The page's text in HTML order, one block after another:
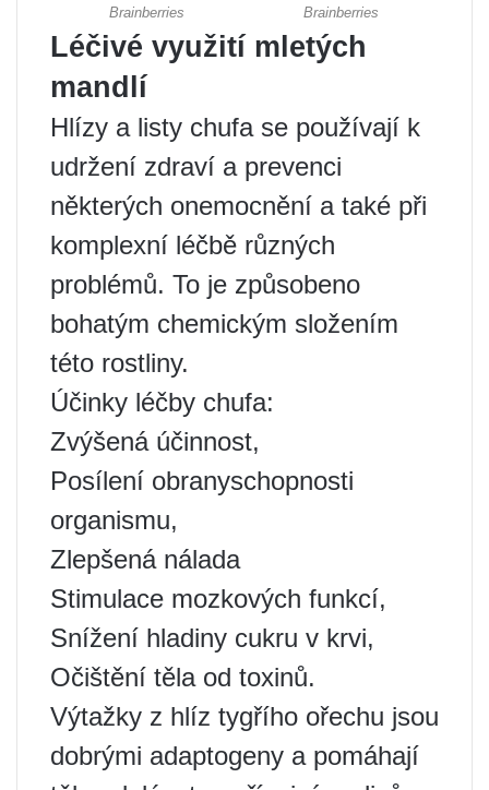
Léčivé využití mletých
mandlí
Hlízy a listy chufa se používají k
udržení zdraví a prevenci
některých onemocnění a také při
komplexní léčbě různých
problémů. To je způsobeno
bohatým chemickým složením
této rostliny.
Účinky léčby chufa:
Zvýšená účinnost,
Posílení obranyschopnosti
organismu,
Zlepšená nálada
Stimulace mozkových funkcí,
Snížení hladiny cukru v krvi,
Očištění těla od toxinů.
Výtažky z hlíz tygřího ořechu jsou
dobrými adaptogeny a pomáhají